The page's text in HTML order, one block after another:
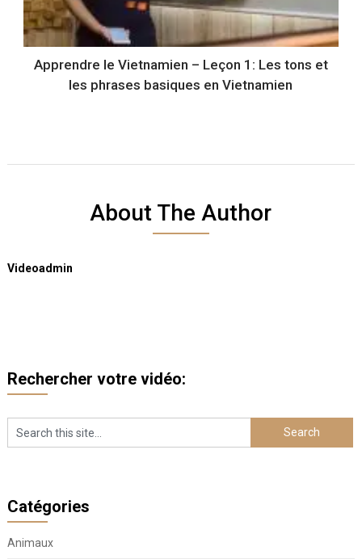
Apprendre le Vietnamien – Leçon 1: Les tons et
les phrases basiques en Vietnamien
About The Author
Videoadmin
Rechercher votre vidéo:
Catégories
Animaux